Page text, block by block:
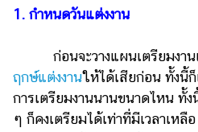
ทอง
น้ำมัน
วา
ไร
1. กำหนดวันแต่งงาน
ก่อนจะวางแผนเตรียมงานแ
ฤกษ์แต่งงานให้ได้เสียก่อน ทั้งนี้ก็
การเตรียมงานนานขนาดไหน ทั้
ๆ ก็คงเตรียมได้เท่าที่มีเวลาเหลื